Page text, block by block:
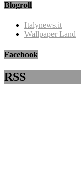
Blogroll
Italynews.it
Wallpaper Land
Facebook
RSS